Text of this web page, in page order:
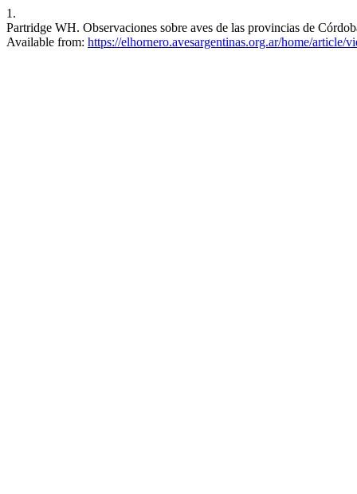
1.
Partridge WH. Observaciones sobre aves de las provincias de
Available from: https://elhornero.avesargentinas.org.ar/home/article/